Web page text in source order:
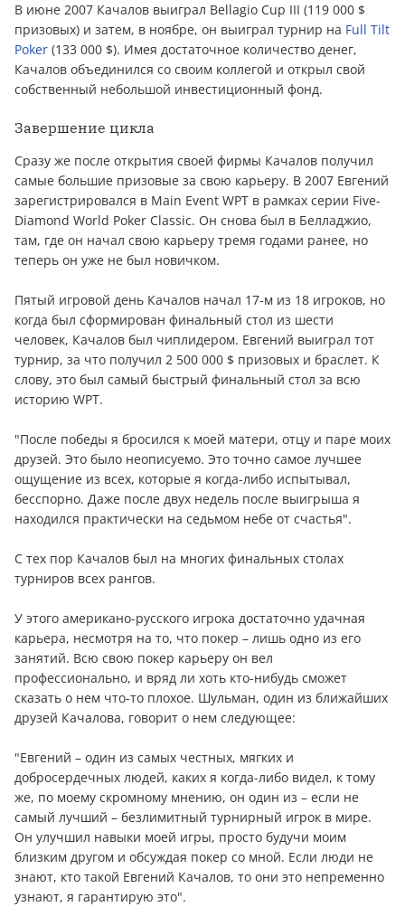
В июне 2007 Качалов выиграл Bellagio Cup III (119 000 $
призовых) и затем, в ноябре, он выиграл турнир на Full Tilt
Poker (133 000 $). Имея достаточное количество дeнeг,
Качалов объединился со своим коллегой и открыл свой
собственный небольшой инвестиционный фонд.
Завершение цикла
Сразу же после открытия своей фирмы Качалов получил
самые большие призовые за свою карьеру. В 2007 Евгений
зарегистрировался в Main Event WPT в рамках серии Five-
Diamond World Poker Classic. Он снова был в Белладжио,
там, где он начал свою карьеру тремя годами ранее, но
теперь он уже не был новичком.
Пятый игровой день Качалов начал 17-м из 18 игроков, но
когда был сформирован финальный стол из шести
человек, Качалов был чиплидером. Евгений выиграл тот
турнир, за что получил 2 500 000 $ призовых и браслет. К
слову, это был самый быстрый финальный стол за всю
историю WPT.
"После победы я бросился к моей матери, отцу и паре моих
друзей. Это было неописуемо. Это точно самое лучшее
ощущение из всех, которые я когда-либо испытывал,
бесспорно. Даже после двух недель после выигрыша я
находился практически на седьмом небе от счастья".
С тех пор Качалов был на многих финальных столах
турниров всех рангов.
У этого американо-русского игрока достаточно удачная
карьера, несмотря на то, что покер – лишь одно из его
занятий. Всю свою покер карьеру он вел
профессионально, и вряд ли хоть кто-нибудь сможет
сказать о нем что-то плохое. Шульман, один из ближайших
друзей Качалова, говорит о нем следующее:
"Евгений – один из самых честных, мягких и
добросердечных людей, каких я когда-либо видел, к тому
же, по моему скромному мнению, он один из – если не
самый лучший – безлимитный турнирный игрок в мире.
Он улучшил навыки моей игры, просто будучи моим
близким другом и обсуждая покер со мной. Если люди не
знают, кто такой Евгений Качалов, то они это непременно
узнают, я гарантирую это".